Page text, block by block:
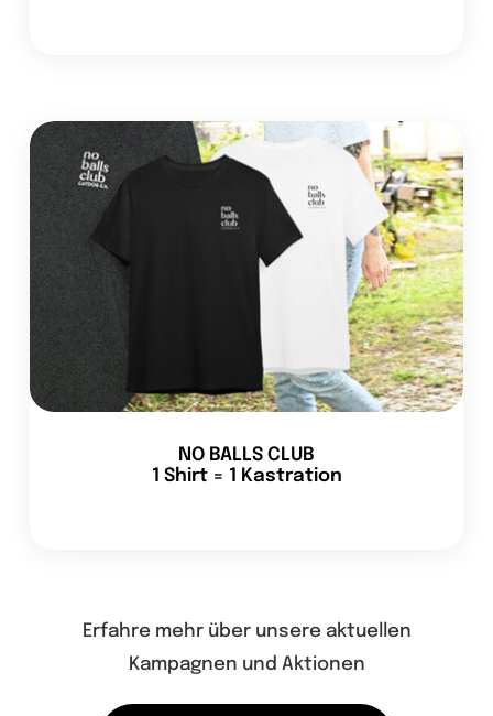
Erfahre mehr über unsere aktuellen
Kampagnen und Aktionen
NO BALLS CLUB
1 Shirt = 1 Kastration